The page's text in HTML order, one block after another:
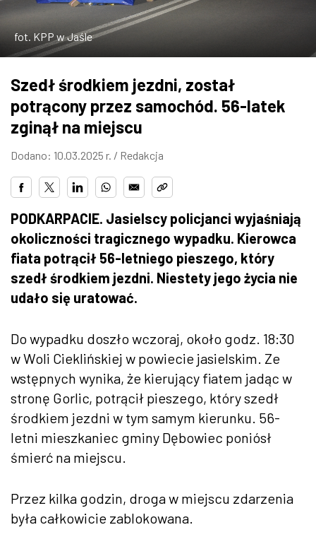
ZDJĘCIA
W RZESZOWIE
fot. KPP w Jaśle
Szedł środkiem jezdni, został
potrącony przez samochód. 56-latek
zginął na miejscu
Dodano: 10.03.2025 r. / Redakcja
PODKARPACIE. Jasielscy policjanci wyjaśniają
okoliczności tragicznego wypadku. Kierowca
fiata potrącił 56-letniego pieszego, który
szedł środkiem jezdni. Niestety jego życia nie
udało się uratować.
Do wypadku doszło wczoraj, około godz. 18:30
w Woli Cieklińskiej w powiecie jasielskim. Ze
wstępnych wynika, że kierujący fiatem jadąc w
stronę Gorlic, potrącił pieszego, który szedł
środkiem jezdni w tym samym kierunku. 56-
letni mieszkaniec gminy Dębowiec poniósł
śmierć na miejscu.
Przez kilka godzin, droga w miejscu zdarzenia
była całkowicie zablokowana.